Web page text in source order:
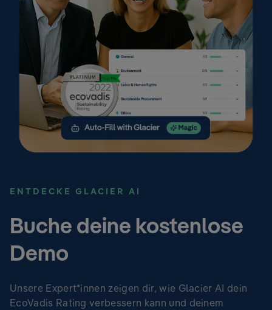
ENTDECKE GLACIER AI
Buche deine kostenlose
Demo
Unsere Expert*innen zeigen dir, wie Glacier AI dein
EcoVadis Rating verbessern kann und deinem